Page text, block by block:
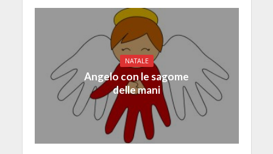
NATALE
Angelo con le sagome
delle mani